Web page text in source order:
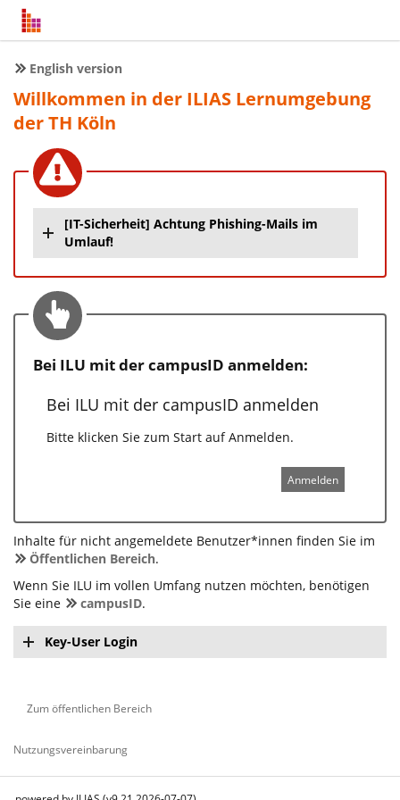
English version
Willkommen in der ILIAS Lernumgebung
der TH Köln
[IT-Sicherheit] Achtung Phishing-Mails im
Umlauf!
Bei ILU mit der campusID anmelden:
Bei ILU mit der campusID anmelden
Bitte klicken Sie zum Start auf Anmelden.
Anmelden
Inhalte für nicht angemeldete Benutzer*innen finden Sie im
Öffentlichen Bereich.
Wenn Sie ILU im vollen Umfang nutzen möchten, benötigen
Sie eine
campusID.
Key-User Login
Zum öffentlichen Bereich
Nutzungsvereinbarung